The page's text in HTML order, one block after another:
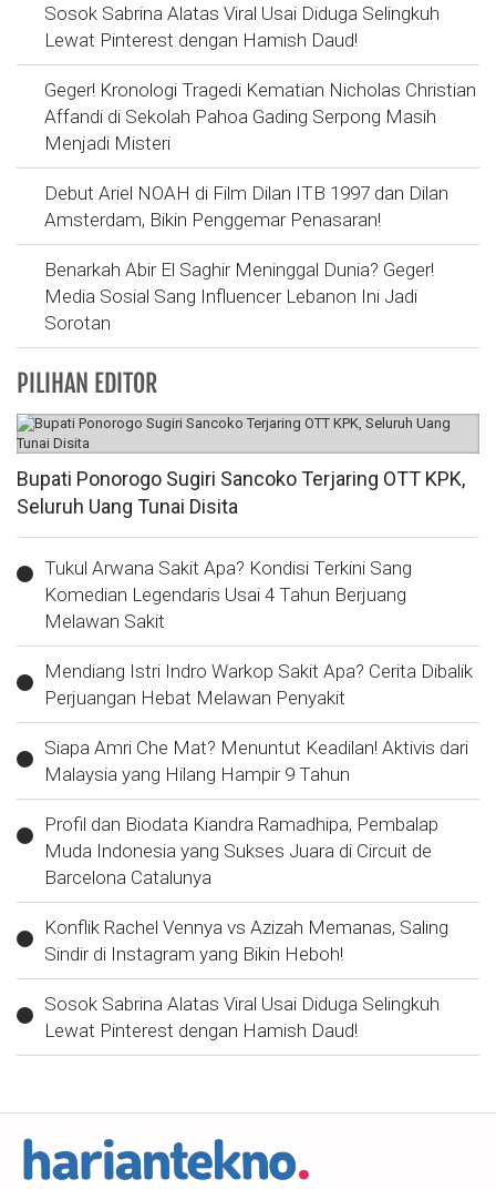
Sosok Sabrina Alatas Viral Usai Diduga Selingkuh
Lewat Pinterest dengan Hamish Daud!
Geger! Kronologi Tragedi Kematian Nicholas Christian
Affandi di Sekolah Pahoa Gading Serpong Masih
Menjadi Misteri
Debut Ariel NOAH di Film Dilan ITB 1997 dan Dilan
Amsterdam, Bikin Penggemar Penasaran!
Benarkah Abir El Saghir Meninggal Dunia? Geger!
Media Sosial Sang Influencer Lebanon Ini Jadi
Sorotan
PILIHAN EDITOR
Bupati Ponorogo Sugiri Sancoko Terjaring OTT KPK,
Seluruh Uang Tunai Disita
Tukul Arwana Sakit Apa? Kondisi Terkini Sang
Komedian Legendaris Usai 4 Tahun Berjuang
Melawan Sakit
Mendiang Istri Indro Warkop Sakit Apa? Cerita Dibalik
Perjuangan Hebat Melawan Penyakit
Siapa Amri Che Mat? Menuntut Keadilan! Aktivis dari
Malaysia yang Hilang Hampir 9 Tahun
Profil dan Biodata Kiandra Ramadhipa, Pembalap
Muda Indonesia yang Sukses Juara di Circuit de
Barcelona Catalunya
Konflik Rachel Vennya vs Azizah Memanas, Saling
Sindir di Instagram yang Bikin Heboh!
Sosok Sabrina Alatas Viral Usai Diduga Selingkuh
Lewat Pinterest dengan Hamish Daud!